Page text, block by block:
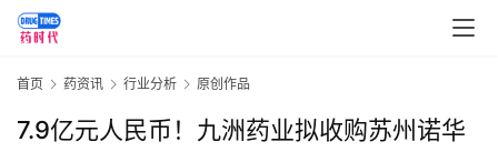
首页 药资讯 行业分析 原创作品
7.9亿元人民币！九洲药业拟收购苏州诺华